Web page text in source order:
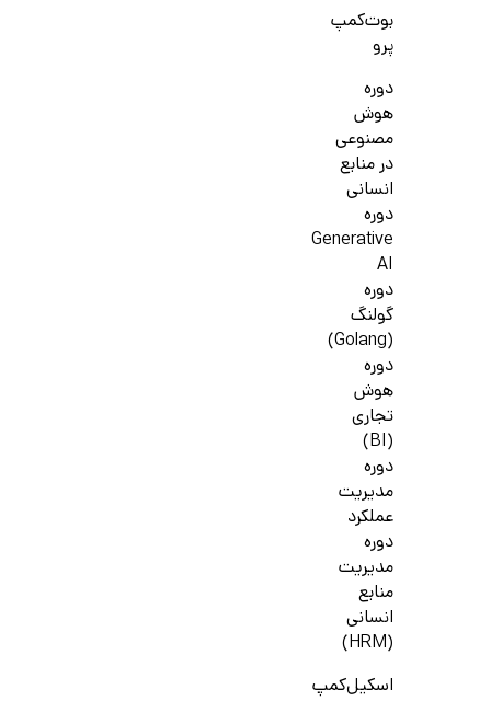
بوت‌کمپ
پرو
دوره
هوش
مصنوعی
در منابع
انسانی
دوره
Generative
AI
دوره
گولنگ
(Golang)
دوره
هوش
تجاری
(BI)
دوره
مدیریت
عملکرد
دوره
مدیریت
منابع
انسانی
(HRM)
اسکیل‌کمپ